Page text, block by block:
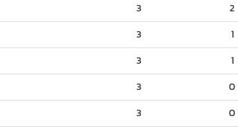
3 2
3 1
3 1
3 0
3 0